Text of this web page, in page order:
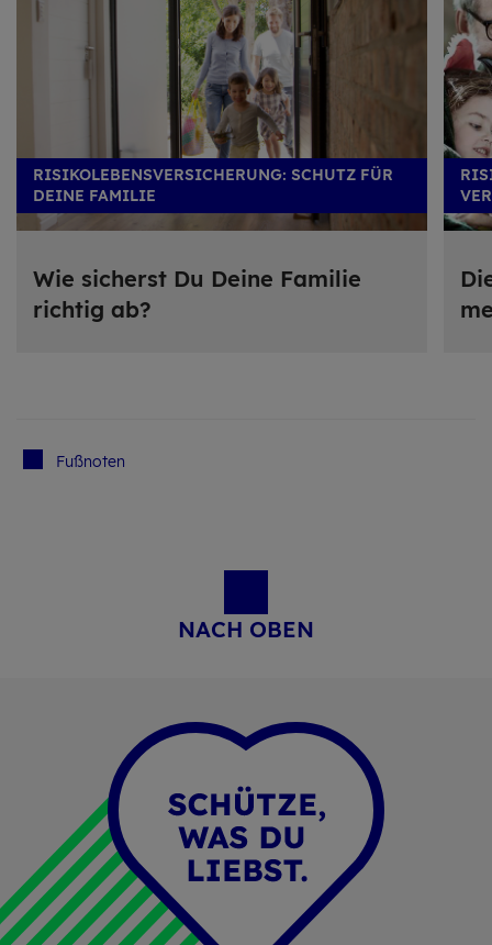
Wie si­cherst Du Deine Fa­mi­lie
rich­tig ab?
RISIKOLEBENSVERSICHERUNG: SCHUTZ FÜR
DEINE FAMILIE
Fuß­no­ten
NACH OBEN